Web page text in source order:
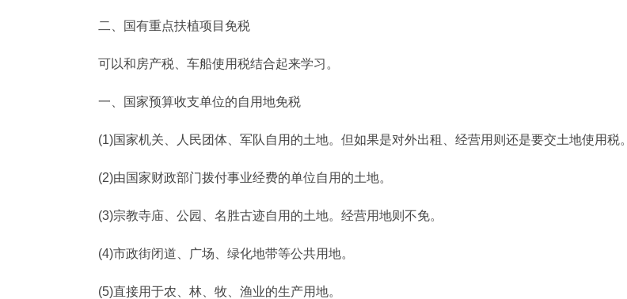
二、国有重点扶植项目免税
可以和房产税、车船使用税结合起来学习。
一、国家预算收支单位的自用地免税
(1)国家机关、人民团体、军队自用的土地。但如果是对外出租、经营用则还是要交土地使用税。
(2)由国家财政部门拨付事业经费的单位自用的土地。
(3)宗教寺庙、公园、名胜古迹自用的土地。经营用地则不免。
(4)市政街闭道、广场、绿化地带等公共用地。
(5)直接用于农、林、牧、渔业的生产用地。